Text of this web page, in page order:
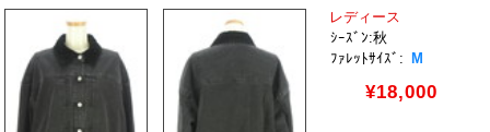
レディース
ｼｰｽﾞﾝ:秋
ﾌｧﾚｯﾄｻｲｽﾞ: M
¥18,000